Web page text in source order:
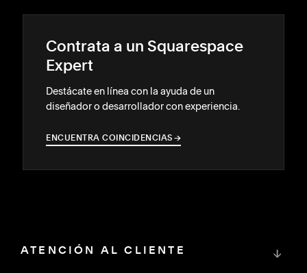
Contrata a un Squarespace
Expert
Destácate en línea con la ayuda de un
diseñador o desarrollador con experiencia.
ENCUENTRA COINCIDENCIAS →
→
ATENCIÓN AL CLIENTE ↓